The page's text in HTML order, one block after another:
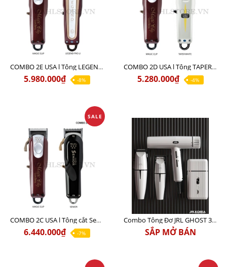
COMBO 2E USA l Tông LEGEND PRO LI + Tông MAGIC CLIP
5.980.000₫ -8%
COMBO 2D USA l Tông TAPER WHITE + Tông MAGIC CLIP
5.280.000₫ -4%
SALE
COMBO 2C USA l Tông cắt Senior + Tông cắt Magic clip
6.440.000₫ -7%
Combo Tông Đơ JRL GHOST 3 Limited Edition Chính Hãng USA
SẮP MỞ BÁN